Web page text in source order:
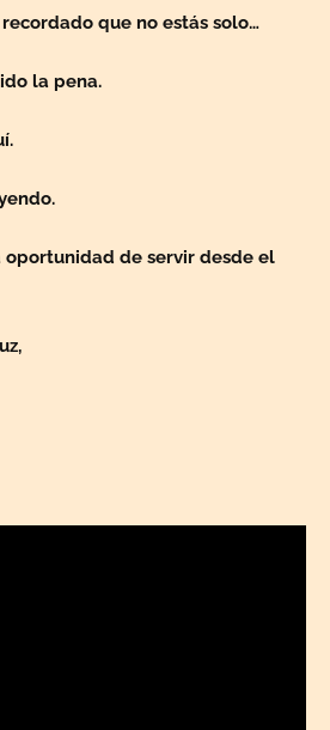
que no estás solo…
la pena.
oportunidad de servir desde el